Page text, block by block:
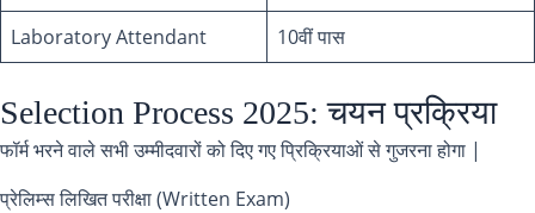
Laboratory Attendant
10वीं पास
Selection Process 2025: चयन प्रक्रिया
फॉर्म भरने वाले सभी उम्मीदवारों को दिए गए प्रिक्रियाओं से गुजरना होगा |
प्रेलिम्स लिखित परीक्षा (Written Exam)